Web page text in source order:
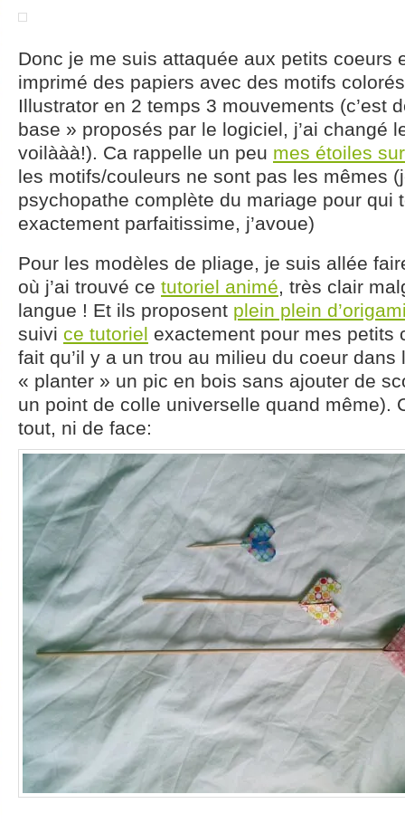
Donc je me suis attaquée aux petits coeurs
imprimé des papiers avec des motifs
Illustrator en 2 temps 3 mouvements (c’est
base » proposés par le logiciel, j’ai changé
voilààà!). Ca rappelle un peu mes étoiles
les motifs/couleurs ne sont pas les mêmes
psychopathe complète du mariage pour qui
exactement parfaitissime, j’avoue)
Pour les modèles de pliage, je suis allée
où j’ai trouvé ce tutoriel animé, très clair
langue ! Et ils proposent plein plein
suivi ce tutoriel exactement pour mes petits
fait qu’il y a un trou au milieu du coeur dans
« planter » un pic en bois sans ajouter de
un point de colle universelle quand même).
tout, ni de face: